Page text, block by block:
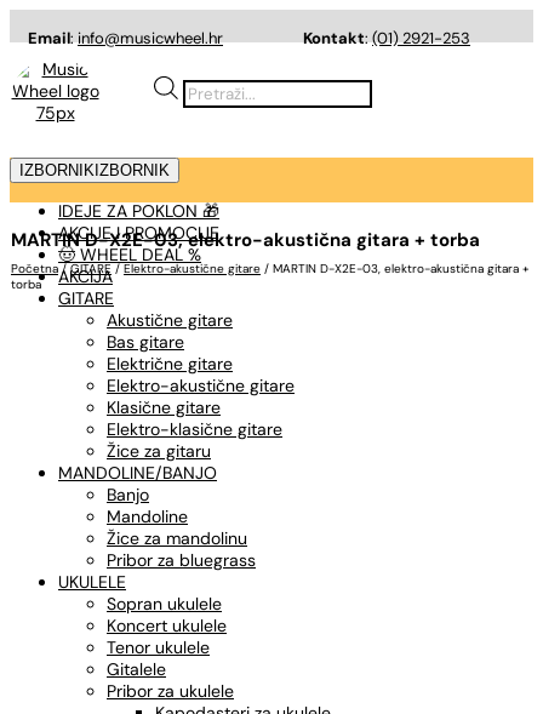
Email:info@musicwheel.hr Kontakt:(01) 2921-253
Products
search
IZBORNIK IZBORNIK
IDEJE ZA POKLON 🎁
AKCIJE I PROMOCIJE
🤠 WHEEL DEAL %
AKCIJA
GITARE
Akustične gitare
Bas gitare
Električne gitare
Elektro-akustične gitare
Klasične gitare
Elektro-klasične gitare
Žice za gitaru
MANDOLINE/BANJO
Banjo
Mandoline
Žice za mandolinu
Pribor za bluegrass
UKULELE
Sopran ukulele
Koncert ukulele
Tenor ukulele
Gitalele
Pribor za ukulele
MARTIN D-X2E-03, elektro-akustična gitara + torba
Početna / GITARE / Elektro-akustične gitare / MARTIN D-X2E-03, elektro-akustična gitara +
torba